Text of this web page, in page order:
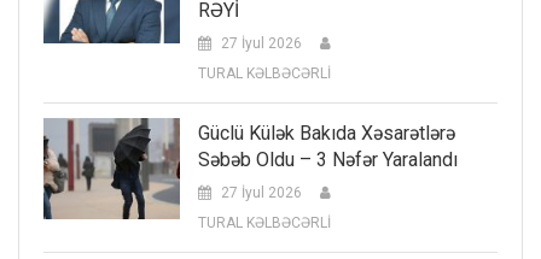
RƏYİ
27 İyul 2026
TURAL KƏLBƏCƏRLİ
Güclü Külək Bakıda Xəsarətlərə
Səbəb Oldu – 3 Nəfər Yaralandı
27 İyul 2026
TURAL KƏLBƏCƏRLİ